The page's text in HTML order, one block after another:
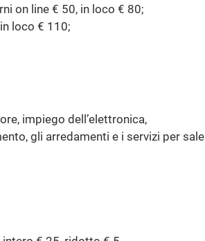
on line € 50, in loco € 80;
loco € 110;
impiego dell’elettronica,
gli arredamenti e i servizi per sale